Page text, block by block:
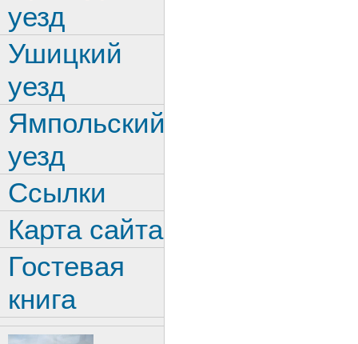
уезд
Ушицкий
уезд
Ямпольский
уезд
Ссылки
Карта сайта
Гостевая
книга